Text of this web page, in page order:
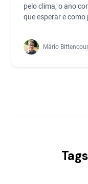
pelo clima, o ano
que esperar e
Mário